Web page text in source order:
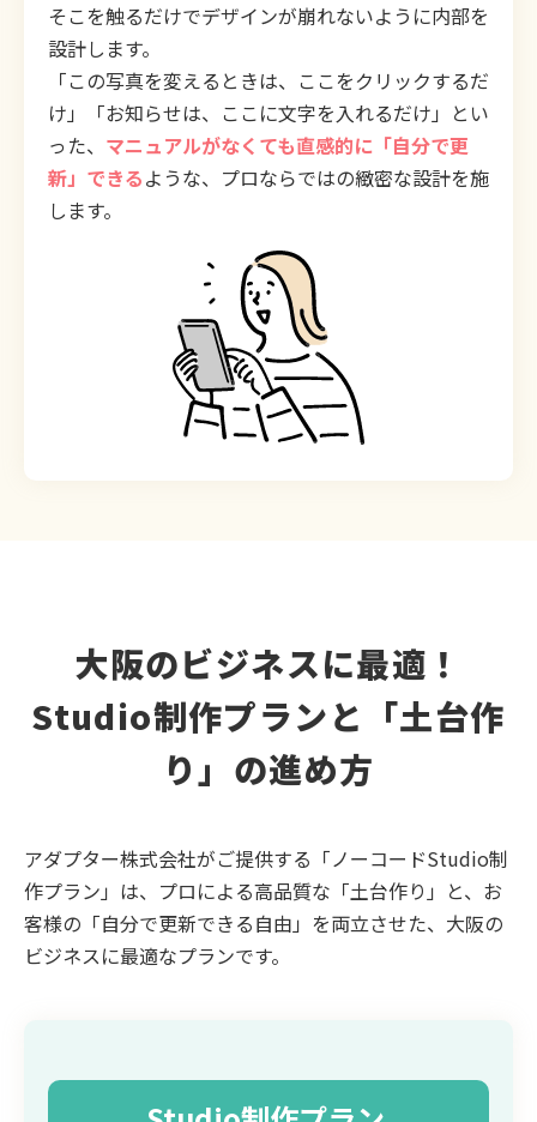
そこを触るだけでデザインが崩れないように内部を
設計します。
「この写真を変えるときは、ここをクリックするだ
け」「お知らせは、ここに文字を入れるだけ」とい
った、 マニュアルがなくても直感的に「自分で更
新」できるような、プロならではの緻密な設計を施
します。
大阪のビジネスに最適！
Studio制作プランと「土台作
り」の進め方
アダプター株式会社がご提供する「ノーコードStudio制
作プラン」は、プロによる高品質な「土台作り」と、お
客様の「自分で更新できる自由」を両立させた、大阪の
ビジネスに最適なプランです。